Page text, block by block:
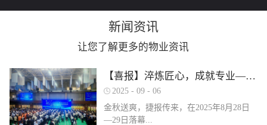
测评。主要工作...
新闻资讯
让您了解更多的物业资讯
【喜报】淬炼匠心，成就专业——西安锦江物业在“锦天物业杯”技能竞赛中斩获佳绩
2025 - 09 - 06
金秋送爽，捷报传来，在2025年8月28日
—29日落幕...